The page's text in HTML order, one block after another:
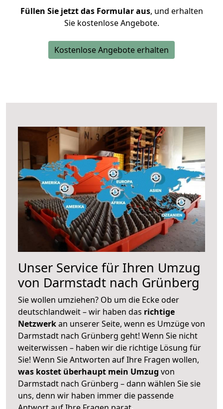
Füllen Sie jetzt das Formular aus, und erhalten
Sie kostenlose Angebote.
Kostenlose Angebote erhalten
Unser Service für Ihren Umzug
von Darmstadt nach Grünberg
Sie wollen umziehen? Ob um die Ecke oder
deutschlandweit – wir haben das richtige
Netzwerkan unserer Seite, wenn es Umzüge von
Darmstadt nach Grünberg geht! Wenn Sie nicht
weiterwissen – haben wir die richtige Lösung für
Sie! Wenn Sie Antworten auf Ihre Fragen wollen,
was kostet überhaupt mein Umzug von
Darmstadt nach Grünberg – dann wählen Sie sie
uns, denn wir haben immer die passende